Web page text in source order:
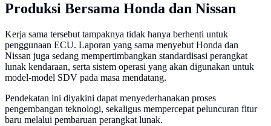
Produksi Bersama Honda dan Nissan
Kerja sama tersebut tampaknya tidak hanya berhenti untuk
penggunaan ECU. Laporan yang sama menyebut Honda dan
Nissan juga sedang mempertimbangkan standardisasi perangkat
lunak kendaraan, serta sistem operasi yang akan digunakan untuk
model-model SDV pada masa mendatang.
Pendekatan ini diyakini dapat menyederhanakan proses
pengembangan teknologi, sekaligus mempercepat peluncuran fitur
baru melalui pembaruan perangkat lunak.